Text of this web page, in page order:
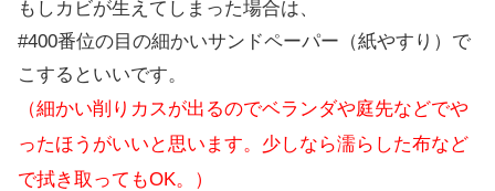
もしカビが生えてしまった場合は、
#400番位の目の細かいサンドペーパー（紙やすり）で
こするといいです。
（細かい削りカスが出るのでベランダや庭先などでや
ったほうがいいと思います。少しなら濡らした布など
で拭き取ってもOK。）